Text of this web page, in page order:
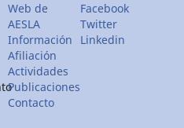
Web de
AESLA
Información
Afiliación
Actividades
Publicaciones
Contacto
Facebook
Twitter
Linkedin